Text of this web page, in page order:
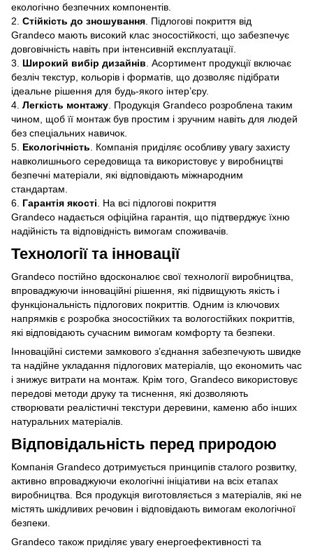
екологічно безпечних компонентів.
2. Стійкість до зношування . Підлогові покриття від
Grandeco мають високий клас зносостійкості, що забезпечує
довговічність навіть при інтенсивній експлуатації.
3. Широкий вибір дизайнів . Асортимент продукції включає
безліч текстур, кольорів і форматів, що дозволяє підібрати
ідеальне рішення для будь-якого інтер’єру.
4. Легкість монтажу . Продукція Grandeco розроблена таким
чином, щоб її монтаж був простим і зручним навіть для людей
без спеціальних навичок.
5. Екологічність . Компанія приділяє особливу увагу захисту
навколишнього середовища та використовує у виробництві
безпечні матеріали, які відповідають міжнародним
стандартам.
6. Гарантія якості . На всі підлогові покриття
Grandeco надається офіційна гарантія, що підтверджує їхню
надійність та відповідність вимогам споживачів.
Технології та інновації
Grandeco постійно вдосконалює свої технології виробництва,
впроваджуючи інноваційні рішення, які підвищують якість і
функціональність підлогових покриттів. Одним із ключових
напрямків є розробка зносостійких та вологостійких покриттів,
які відповідають сучасним вимогам комфорту та безпеки.
Інноваційні системи замкового з’єднання забезпечують швидке
та надійне укладання підлогових матеріалів, що економить час
і знижує витрати на монтаж. Крім того, Grandeco використовує
передові методи друку та тиснення, які дозволяють
створювати реалістичні текстури деревини, каменю або інших
натуральних матеріалів.
Відповідальність перед природою
Компанія Grandeco дотримується принципів сталого розвитку,
активно впроваджуючи екологічні ініціативи на всіх етапах
виробництва. Вся продукція виготовляється з матеріалів, які не
містять шкідливих речовин і відповідають вимогам екологічної
безпеки.
Grandeco також приділяє увагу енергоефективності та